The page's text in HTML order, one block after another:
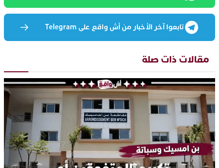
تابعوا آخر الأخبار من أش واقع على Telegram
مقالات ذات صلة